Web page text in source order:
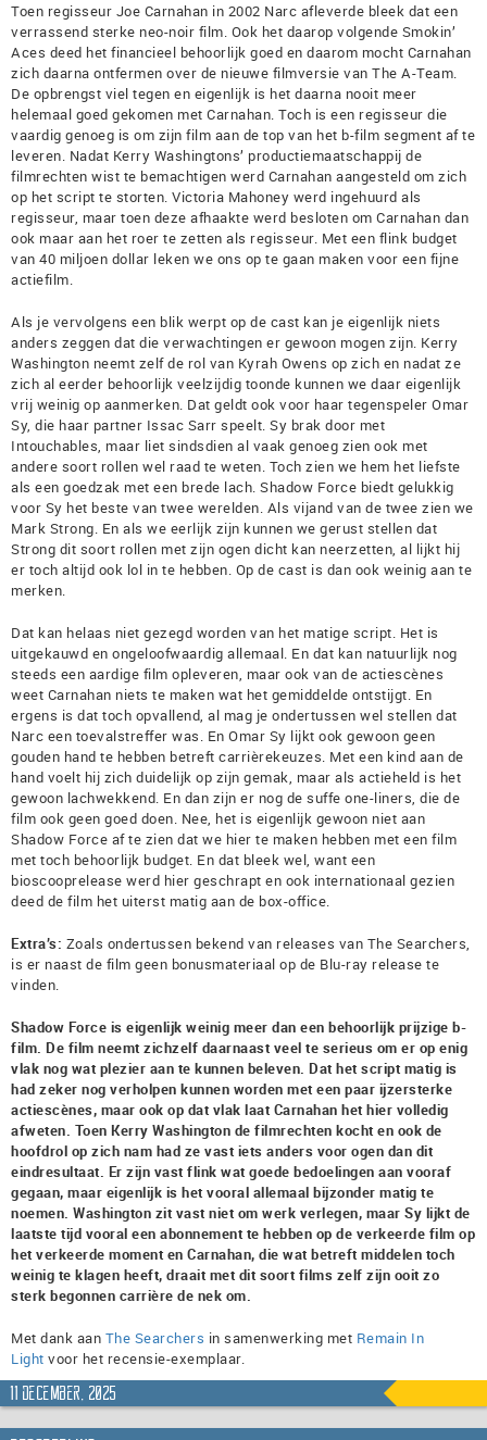
Toen regisseur Joe Carnahan in 2002 Narc afleverde bleek dat een
verrassend sterke neo-noir film. Ook het daarop volgende Smokin’
Aces deed het financieel behoorlijk goed en daarom mocht Carnahan
zich daarna ontfermen over de nieuwe filmversie van The A-Team.
De opbrengst viel tegen en eigenlijk is het daarna nooit meer
helemaal goed gekomen met Carnahan. Toch is een regisseur die
vaardig genoeg is om zijn film aan de top van het b-film segment af te
leveren. Nadat Kerry Washingtons’ productiemaatschappij de
filmrechten wist te bemachtigen werd Carnahan aangesteld om zich
op het script te storten. Victoria Mahoney werd ingehuurd als
regisseur, maar toen deze afhaakte werd besloten om Carnahan dan
ook maar aan het roer te zetten als regisseur. Met een flink budget
van 40 miljoen dollar leken we ons op te gaan maken voor een fijne
actiefilm.
Als je vervolgens een blik werpt op de cast kan je eigenlijk niets
anders zeggen dat die verwachtingen er gewoon mogen zijn. Kerry
Washington neemt zelf de rol van Kyrah Owens op zich en nadat ze
zich al eerder behoorlijk veelzijdig toonde kunnen we daar eigenlijk
vrij weinig op aanmerken. Dat geldt ook voor haar tegenspeler Omar
Sy, die haar partner Issac Sarr speelt. Sy brak door met
Intouchables, maar liet sindsdien al vaak genoeg zien ook met
andere soort rollen wel raad te weten. Toch zien we hem het liefste
als een goedzak met een brede lach. Shadow Force biedt gelukkig
voor Sy het beste van twee werelden. Als vijand van de twee zien we
Mark Strong. En als we eerlijk zijn kunnen we gerust stellen dat
Strong dit soort rollen met zijn ogen dicht kan neerzetten, al lijkt hij
er toch altijd ook lol in te hebben. Op de cast is dan ook weinig aan te
merken.
Dat kan helaas niet gezegd worden van het matige script. Het is
uitgekauwd en ongeloofwaardig allemaal. En dat kan natuurlijk nog
steeds een aardige film opleveren, maar ook van de actiescènes
weet Carnahan niets te maken wat het gemiddelde ontstijgt. En
ergens is dat toch opvallend, al mag je ondertussen wel stellen dat
Narc een toevalstreffer was. En Omar Sy lijkt ook gewoon geen
gouden hand te hebben betreft carrièrekeuzes. Met een kind aan de
hand voelt hij zich duidelijk op zijn gemak, maar als actieheld is het
gewoon lachwekkend. En dan zijn er nog de suffe one-liners, die de
film ook geen goed doen. Nee, het is eigenlijk gewoon niet aan
Shadow Force af te zien dat we hier te maken hebben met een film
met toch behoorlijk budget. En dat bleek wel, want een
bioscooprelease werd hier geschrapt en ook internationaal gezien
deed de film het uiterst matig aan de box-office.
Extra’s: Zoals ondertussen bekend van releases van The Searchers,
is er naast de film geen bonusmateriaal op de Blu-ray release te
vinden.
Shadow Force is eigenlijk weinig meer dan een behoorlijk prijzige b-
film. De film neemt zichzelf daarnaast veel te serieus om er op enig
vlak nog wat plezier aan te kunnen beleven. Dat het script matig is
had zeker nog verholpen kunnen worden met een paar ijzersterke
actiescènes, maar ook op dat vlak laat Carnahan het hier volledig
afweten. Toen Kerry Washington de filmrechten kocht en ook de
hoofdrol op zich nam had ze vast iets anders voor ogen dan dit
eindresultaat. Er zijn vast flink wat goede bedoelingen aan vooraf
gegaan, maar eigenlijk is het vooral allemaal bijzonder matig te
noemen. Washington zit vast niet om werk verlegen, maar Sy lijkt de
laatste tijd vooral een abonnement te hebben op de verkeerde film op
het verkeerde moment en Carnahan, die wat betreft middelen toch
weinig te klagen heeft, draait met dit soort films zelf zijn ooit zo
sterk begonnen carrière de nek om.
Met dank aan The Searchers in samenwerking met Remain In
Light voor het recensie-exemplaar.
11 december, 2025